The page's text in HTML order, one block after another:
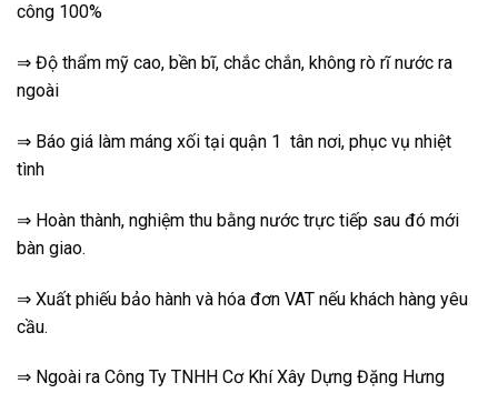
công 100%
⇒ Độ thẩm mỹ cao, bền bĩ, chắc chắn, không rò rĩ nước ra
ngoài
⇒ Báo giá làm máng xối tại quận 1 tân nơi, phục vụ nhiệt
tình
⇒ Hoàn thành, nghiệm thu bằng nước trực tiếp sau đó mới
bàn giao.
⇒ Xuất phiếu bảo hành và hóa đơn VAT nếu khách hàng yêu
cầu.
⇒ Ngoài ra Công Ty TNHH Cơ Khí Xây Dựng Đặng Hưng